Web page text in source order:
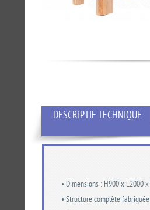
DESCRIPTIF TECHNIQUE
• Dimensions : H900 x L2000
• Structure complète